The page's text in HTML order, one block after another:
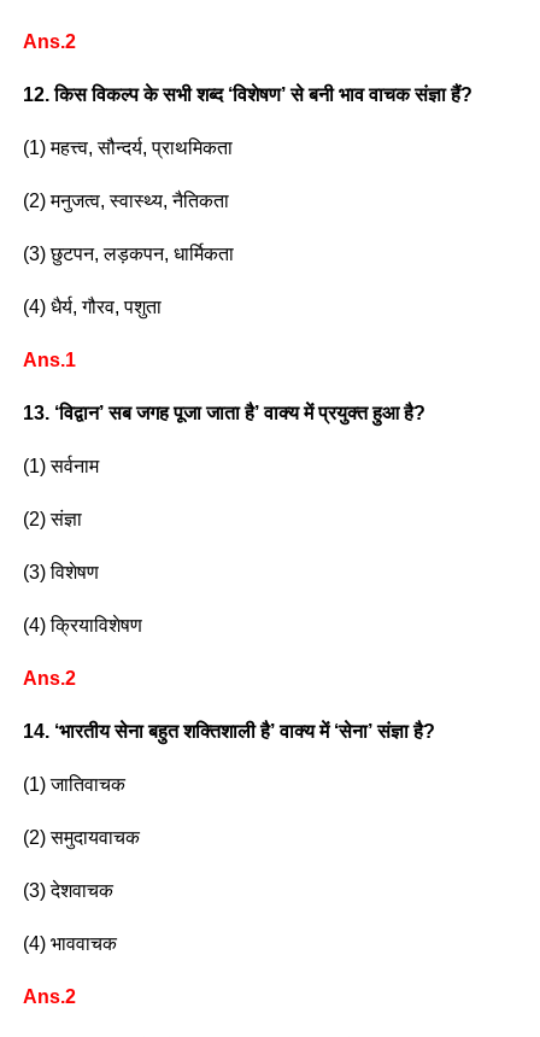
Ans.2
12. किस विकल्प के सभी शब्द ‘विशेषण’ से बनी भाव वाचक संज्ञा हैं?
(1) महत्त्व, सौन्दर्य, प्राथमिकता
(2) मनुजत्व, स्वास्थ्य, नैतिकता
(3) छुटपन, लड़कपन, धार्मिकता
(4) धैर्य, गौरव, पशुता
Ans.1
13. ‘विद्वान’ सब जगह पूजा जाता है’ वाक्य में प्रयुक्त हुआ है?
(1) सर्वनाम
(2) संज्ञा
(3) विशेषण
(4) क्रियाविशेषण
Ans.2
14. ‘भारतीय सेना बहुत शक्तिशाली है’ वाक्य में ‘सेना’ संज्ञा है?
(1) जातिवाचक
(2) समुदायवाचक
(3) देशवाचक
(4) भाववाचक
Ans.2